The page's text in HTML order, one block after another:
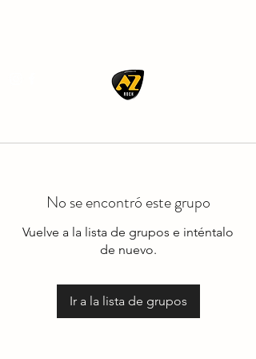
No se encontró este grupo
Vuelve a la lista de grupos e inténtalo
de nuevo.
Ir a la lista de grupos